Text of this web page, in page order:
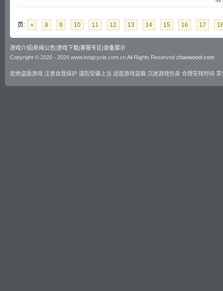
页: « 8 9 10 11 12 13 14 15 16 17
游戏介绍|新闻公告|游戏下载|客服专区|装备展示
Copyright © 2020 - 2024 www.longcycle.com.cn All Rights Reserved zhaowoool.com
拒绝盗版游戏 注意自我保护 谨防受骗上当 适度游戏益脑 沉迷游戏伤身 合理安排时间 享